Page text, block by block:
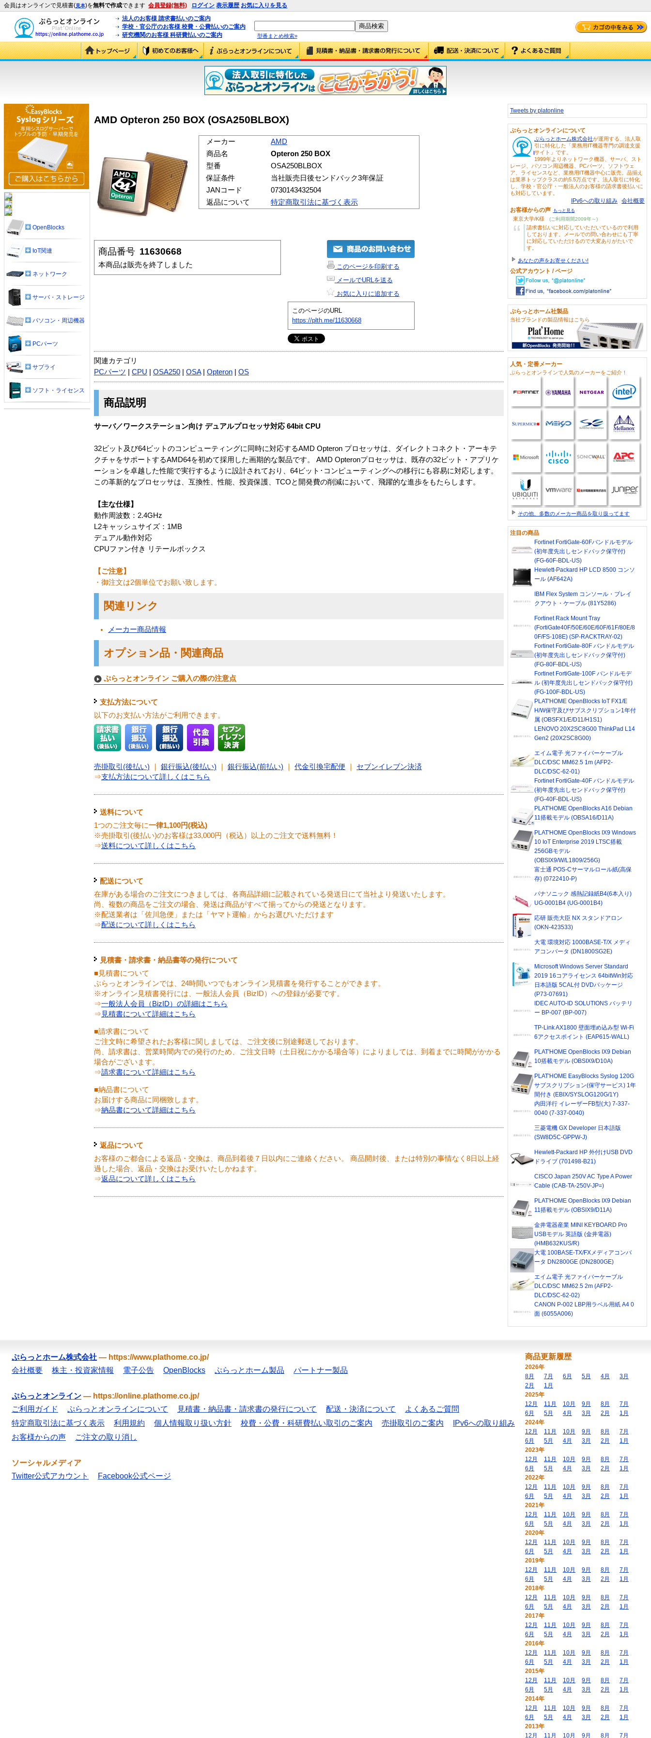
会員はオンラインで見積書(見本)を無料で作成できます 会員登録(無料) ログイン 表示履歴 お気に入りを見る
法人のお客様 請求書払いのご案内
学校・官公庁のお客様 校費・公費払いのご案内
研究機関のお客様 科研費払いのご案内
型番まとめ検索»
AMD Opteron 250 BOX (OSA250BLBOX)
メーカー
AMD
商品名
Opteron 250 BOX
型番
OSA250BLBOX
保証条件
当社販売日後センドバック3年保証
JANコード
0730143432504
返品について
特定商取引法に基づく表示
商品番号 11630668
本商品は販売を終了しました
このページを印刷する
メールでURLを送る
お気に入りに追加する
このページのURL
https://plth.me/11630668
関連カテゴリ
PCパーツ
CPU OSA250 OSA| Opteron OS
商品説明
サーバ／ワークステーション向け デュアルプロセッサ対応 64bit CPU
32ビット及び64ビットのコンピューティングに同時に対応するAMD Opteron プロセッサは、ダイレクトコネクト・アーキテ
クチャをサポートするAMD64を初めて採用した画期的な製品です。 AMD Opteronプロセッサは、既存の32ビット・アプリケ
ーションを卓越した性能で実行するように設計されており、64ビット･コンピューティングへの移行にも容易に対応します。
この革新的なプロセッサは、互換性、性能、投資保護、TCOと開発費の削減において、飛躍的な進歩をもたらします。
【主な仕様】
動作周波数：2.4GHz
L2キャッシュサイズ：1MB
デュアル動作対応
CPUファン付き リテールボックス
【ご注意】
・御注文は2個単位でお願い致します。
関連リンク
メーカー商品情報
オプション品・関連商品
ぷらっとオンライン ご購入の際の注意点
支払方法について
以下のお支払い方法がご利用できます。
売掛取引(後払い) 銀行振込(後払い) 銀行振込(前払い) 代金引換宅配便
セブンイレブン決済
⇒支払方法について詳しくはこちら
送料について
1つのご注文毎に一律1,100円(税込)
※売掛取引(後払い)のお客様は33,000円（税込）以上のご注文で送料無料！
⇒送料について詳しくはこちら
配送について
在庫がある場合のご注文につきましては、各商品詳細に記載されている発送日にて当社より発送いたします。
尚、複数の商品をご注文の場合、発送は商品がすべて揃ってからの発送となります。
※配送業者は「佐川急便」または「ヤマト運輸」からお選びいただけます
⇒配送について詳しくはこちら
見積書・請求書・納品書等の発行について
■見積書について
ぷらっとオンラインでは、24時間いつでもオンライン見積書を発行することができます。
※オンライン見積書発行には、一般法人会員（BizID）への登録が必要です。
⇒一般法人会員（BizID）の詳細はこちら
⇒ 見積書について詳細はこちら
■請求書について
ご注文時に希望されたお客様に関しましては、ご注文後に別途郵送しております。
尚、請求書は、営業時間内での発行のため、ご注文日時（土日祝にかかる場合等）によりましては、到着までに時間がかかる
場合がございます。
⇒請求書について詳細はこちら
■納品書について
お届けする商品に同梱致します。
⇒納品書について詳細はこちら
返品について
お客様のご都合による返品・交換は、商品到着後７日以内にご連絡ください。 商品開封後、または特別の事情なく8日以上経
過した場合、返品・交換はお受けいたしかねます。
⇒返品について詳しくはこちら
OpenBlocks
IoT関連
ネットワーク
サーバ・ストレージ
パソコン・周辺機器
PCパーツ
サプライ
ソフト・ライセンス
Tweets by platonline
ぷらっとオンラインについて
ぷらっとホーム株式会社が運用する、法人取
引に特化した「業務用IT機器専門の調達支援
サイト」です。
1999年よりネットワーク機器、サーバ、スト
レージ、パソコン周辺機器、PCパーツ、ソフトウェ
ア、ライセンスなど、業務用IT機器中心に販売。品揃え
は業界トップクラスの約5.5万点です。法人取引に特化
し、学校・官公庁・一般法人のお客様の請求書後払いに
も対応しています。
IPv6への取り組み 会社概要
お客様からの声 もっと見る
東京大学/K様 (ご利用期間2009年～)
“
請求書払いに対応していただいているので利用
しております。メールでの問い合わせにも丁寧
に対応していただけるので大変ありがたいで
す。
あなたの声をお寄せください!
公式アカウント / ページ
ぷらっとホーム社製品
当社ブランドの製品情報はこちら
人気・定番メーカー
ぷらっとオンラインで人気のメーカーをご紹介！
その他、多数のメーカー商品を取り扱ってます
注目の商品
Fortinet FortiGate-60Fバンドルモデル
(初年度先出しセンドバック保守付)
(FG-60F-BDL-US)
Hewlett-Packard HP LCD 8500 コンソ
ール (AF642A)
IBM Flex System コンソール・ブレイ
クアウト・ケーブル (81Y5286)
Fortinet Rack Mount Tray
(FortiGate40F/50E/60E/60F/61F/80E/8
0F/FS-108E) (SP-RACKTRAY-02)
Fortinet FortiGate-80F バンドルモデル
(初年度先出しセンドバック保守付)
(FG-80F-BDL-US)
Fortinet FortiGate-100F バンドルモデ
ル (初年度先出しセンドバック保守付)
(FG-100F-BDL-US)
PLAT'HOME OpenBlocks IoT FX1/E
H/W保守及びサブスクリプション1年付
属 (OBSFX1/E/D11/H1S1)
LENOVO 20X2SC8G00 ThinkPad L14
Gen2 (20X2SC8G00)
エイム電子 光ファイバーケーブル
DLC/DSC MM62.5 1m (AFP2-
DLC/DSC-62-01)
Fortinet FortiGate-40F バンドルモデル
(初年度先出しセンドバック保守付)
(FG-40F-BDL-US)
PLAT'HOME OpenBlocks A16 Debian
11搭載モデル (OBSA16/D11A)
PLAT'HOME OpenBlocks IX9 Windows
10 IoT Enterprise 2019 LTSC搭載
256GBモデル
(OBSIX9/W/L1809/256G)
富士通 POS-Cサーマルロール紙(高保
存) (0722410-P)
パナソニック 感熱記録紙B4(6本入り)
UG-0001B4 (UG-0001B4)
応研 販売大臣 NX スタンドアロン
(OKN-423533)
大電 環境対応 1000BASE-T/X メディ
アコンバータ (DN1800SG2E)
Microsoft Windows Server Standard
2019 16コアライセンス 64bitWin対応
日本語版 5CAL付 DVDパッケージ
(P73-07691)
IDEC AUTO-ID SOLUTIONS バッテリ
ー BP-007 (BP-007)
TP-Link AX1800 壁面埋め込み型 Wi-Fi
6アクセスポイント (EAP615-WALL)
PLAT'HOME OpenBlocks IX9 Debian
10搭載モデル (OBSIX9/D10A)
PLAT'HOME EasyBlocks Syslog 120G
サブスクリプション(保守サービス) 1年
間付き (EBIX/SYSLOG120G/1Y)
内田洋行 イレーザーFB型(大) 7-337-
0040 (7-337-0040)
三菱電機 GX Developer 日本語版
(SW8D5C-GPPW-J)
Hewlett-Packard HP 外付けUSB DVD
ドライブ (701498-B21)
CISCO Japan 250V AC Type A Power
Cable (CAB-TA-250V-JP=)
PLAT'HOME OpenBlocks IX9 Debian
11搭載モデル (OBSIX9/D11A)
金井電器産業 MINI KEYBOARD Pro
USBモデル 英語版 (金井電器)
(HMB632KUS/R)
大電 100BASE-TX/FXメディアコンバ
ータ DN2800GE (DN2800GE)
エイム電子 光ファイバーケーブル
DLC/DSC MM62.5 2m (AFP2-
DLC/DSC-62-02)
CANON P-002 LBP用ラベル用紙 A4 0
面 (6055A006)
ぷらっとホーム株式会社 — https://www.plathome.co.jp/
会社概要
株主・投資家情報 電子公告 OpenBlocks ぷらっとホーム製品 パートナー製品
ぷらっとオンライン — https://online.plathome.co.jp/
ご利用ガイド
ぷらっとオンラインについて 見積書・納品書・請求書の発行について 配送・決済について
よくあるご質問
特定商取引法に基づく表示
利用規約 個人情報取り扱い方針 校費・公費・科研費払い取引のご案内 売掛取引のご案内
IPv6への取り組み
お客様からの声
ご注文の取り消し
ソーシャルメディア
Twitter公式アカウント
Facebook公式ページ
商品更新履歴
2026年
8月
7月 6月 5月 4月
3月
2月
1月
2025年
12月
11月 10月 9月 8月
7月
6月
5月 4月 3月 2月
1月
2024年
12月
11月 10月 9月 8月
7月
6月
5月 4月 3月 2月
1月
2023年
12月
11月 10月 9月 8月
7月
6月
5月 4月 3月 2月
1月
2022年
12月
11月 10月 9月 8月
7月
6月
5月 4月 3月 2月
1月
2021年
12月
11月 10月 9月 8月
7月
6月
5月 4月 3月 2月
1月
2020年
12月
11月 10月 9月 8月
7月
6月
5月 4月 3月 2月
1月
2019年
12月
11月 10月 9月 8月
7月
6月
5月 4月 3月 2月
1月
2018年
12月
11月 10月 9月 8月
7月
6月
5月 4月 3月 2月
1月
2017年
12月
11月 10月 9月 8月
7月
6月
5月 4月 3月 2月
1月
2016年
12月
11月 10月 9月 8月
7月
6月
5月 4月 3月 2月
1月
2015年
12月
11月 10月 9月 8月
7月
6月
5月 4月 3月 2月
1月
2014年
12月
11月 10月 9月 8月
7月
6月
5月 4月 3月 2月
1月
2013年
12月
11月 10月 9月 8月 7月